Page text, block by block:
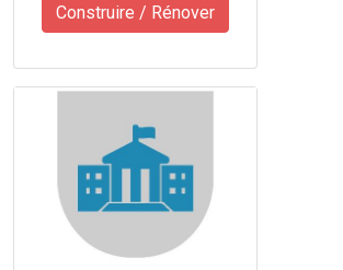
Construire / Rénover